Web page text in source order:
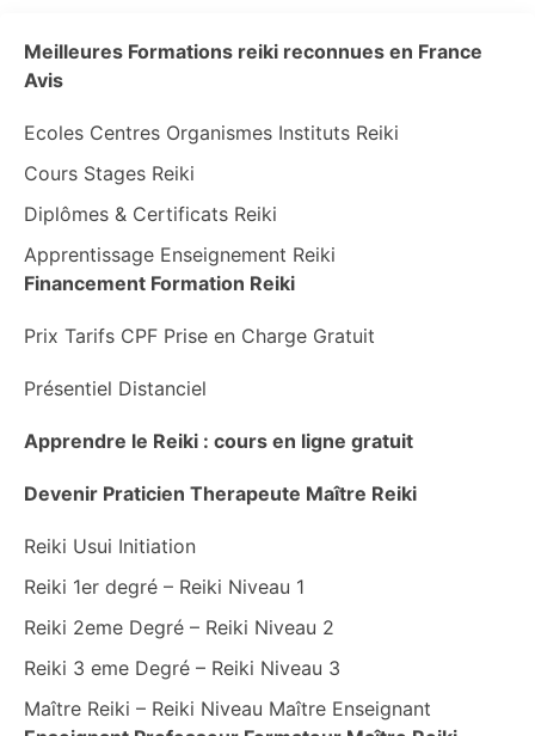
Meilleures Formations reiki reconnues en France
Avis
Ecoles Centres Organismes Instituts Reiki
Cours Stages Reiki
Diplômes & Certificats Reiki
Apprentissage Enseignement Reiki
Financement Formation Reiki
Prix Tarifs CPF Prise en Charge Gratuit
Présentiel Distanciel
Apprendre le Reiki : cours en ligne gratuit
Devenir Praticien Therapeute Maître Reiki
Reiki Usui Initiation
Reiki 1er degré – Reiki Niveau 1
Reiki 2eme Degré – Reiki Niveau 2
Reiki 3 eme Degré – Reiki Niveau 3
Maître Reiki – Reiki Niveau Maître Enseignant